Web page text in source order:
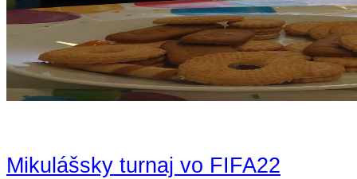
Mikulášsky turnaj vo FIFA22